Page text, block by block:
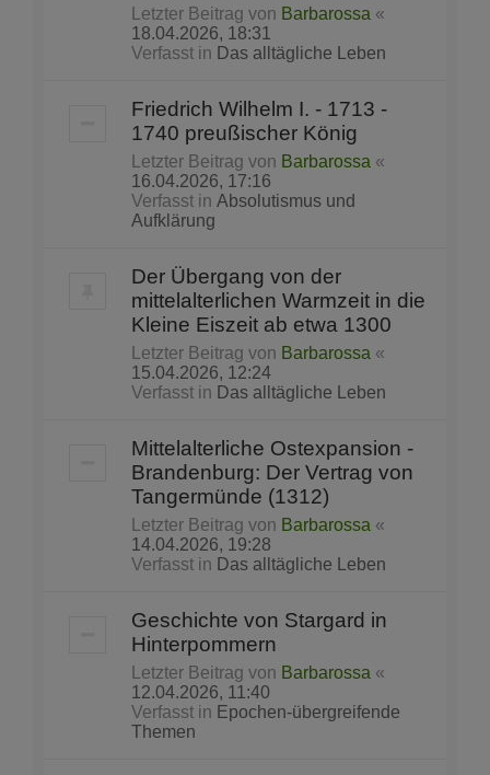
Letzter Beitrag von Barbarossa «
18.04.2026, 18:31
Verfasst in Das alltägliche Leben
Friedrich Wilhelm I. - 1713 -
1740 preußischer König
Letzter Beitrag von Barbarossa «
16.04.2026, 17:16
Verfasst in Absolutismus und
Aufklärung
Der Übergang von der
mittelalterlichen Warmzeit in die
Kleine Eiszeit ab etwa 1300
Letzter Beitrag von Barbarossa «
15.04.2026, 12:24
Verfasst in Das alltägliche Leben
Mittelalterliche Ostexpansion -
Brandenburg: Der Vertrag von
Tangermünde (1312)
Letzter Beitrag von Barbarossa «
14.04.2026, 19:28
Verfasst in Das alltägliche Leben
Geschichte von Stargard in
Hinterpommern
Letzter Beitrag von Barbarossa «
12.04.2026, 11:40
Verfasst in Epochen-übergreifende
Themen